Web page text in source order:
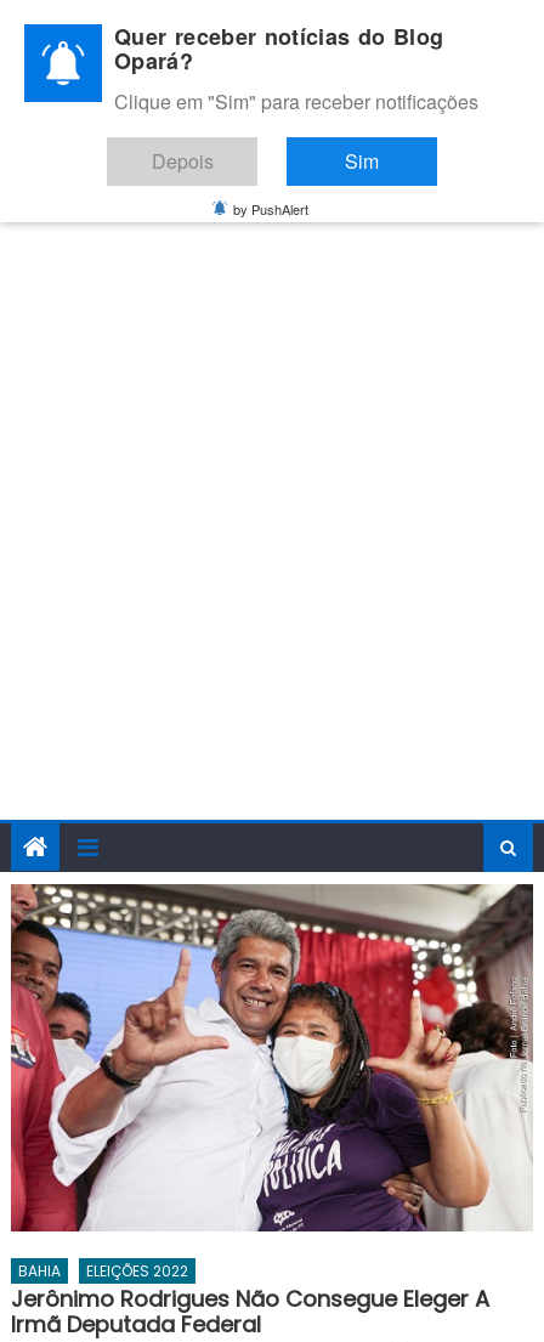
content
BLOG OPARÁ
Melhores notícias de Juazeiro, Petrolina e do Vale do São
Francisco
BAHIA ELEIÇÕES 2022
Jerônimo Rodrigues Não Consegue Eleger A
Irmã Deputada Federal
Quer receber notícias do Blog
Opará?
Clique em "Sim" para receber notificações
Depois Sim
by PushAlert